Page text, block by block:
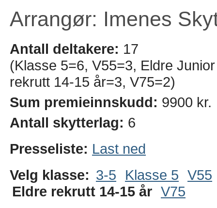
Arrangør: Imenes
Antall deltakere: 17
(Klasse 5=6, V55=3, Eldre
rekrutt 14-15 år=3, V75=2)
Sum premieinnskudd: 9900 kr.
Antall skytterlag: 6
Presseliste: Last ned
Velg klasse: 3-5 Klasse 5 V55
Eldre rekrutt 14-15 år V75